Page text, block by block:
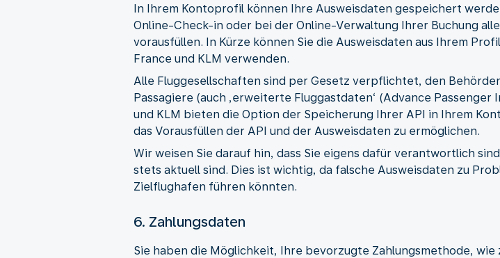
In Ihrem Kontoprofil können Ihre Ausweisdaten gespeichert
Online-Check-in oder bei der Online-Verwaltung Ihrer Buchung
vorausfüllen. In Kürze können Sie die Ausweisdaten aus Ihrem
France und KLM verwenden.
Alle Fluggesellschaften sind per Gesetz verpflichtet, den
Passagiere (auch ‚erweiterte Fluggastdaten‘ (Advance
und KLM bieten die Option der Speicherung Ihrer API in Ihrem
das Vorausfüllen der API und der Ausweisdaten zu ermöglichen.
Wir weisen Sie darauf hin, dass Sie eigens dafür verantwortlich
stets aktuell sind. Dies ist wichtig, da falsche Ausweisdaten zu
Zielflughafen führen könnten.
6. Zahlungsdaten
Sie haben die Möglichkeit, Ihre bevorzugte Zahlungsmethode,